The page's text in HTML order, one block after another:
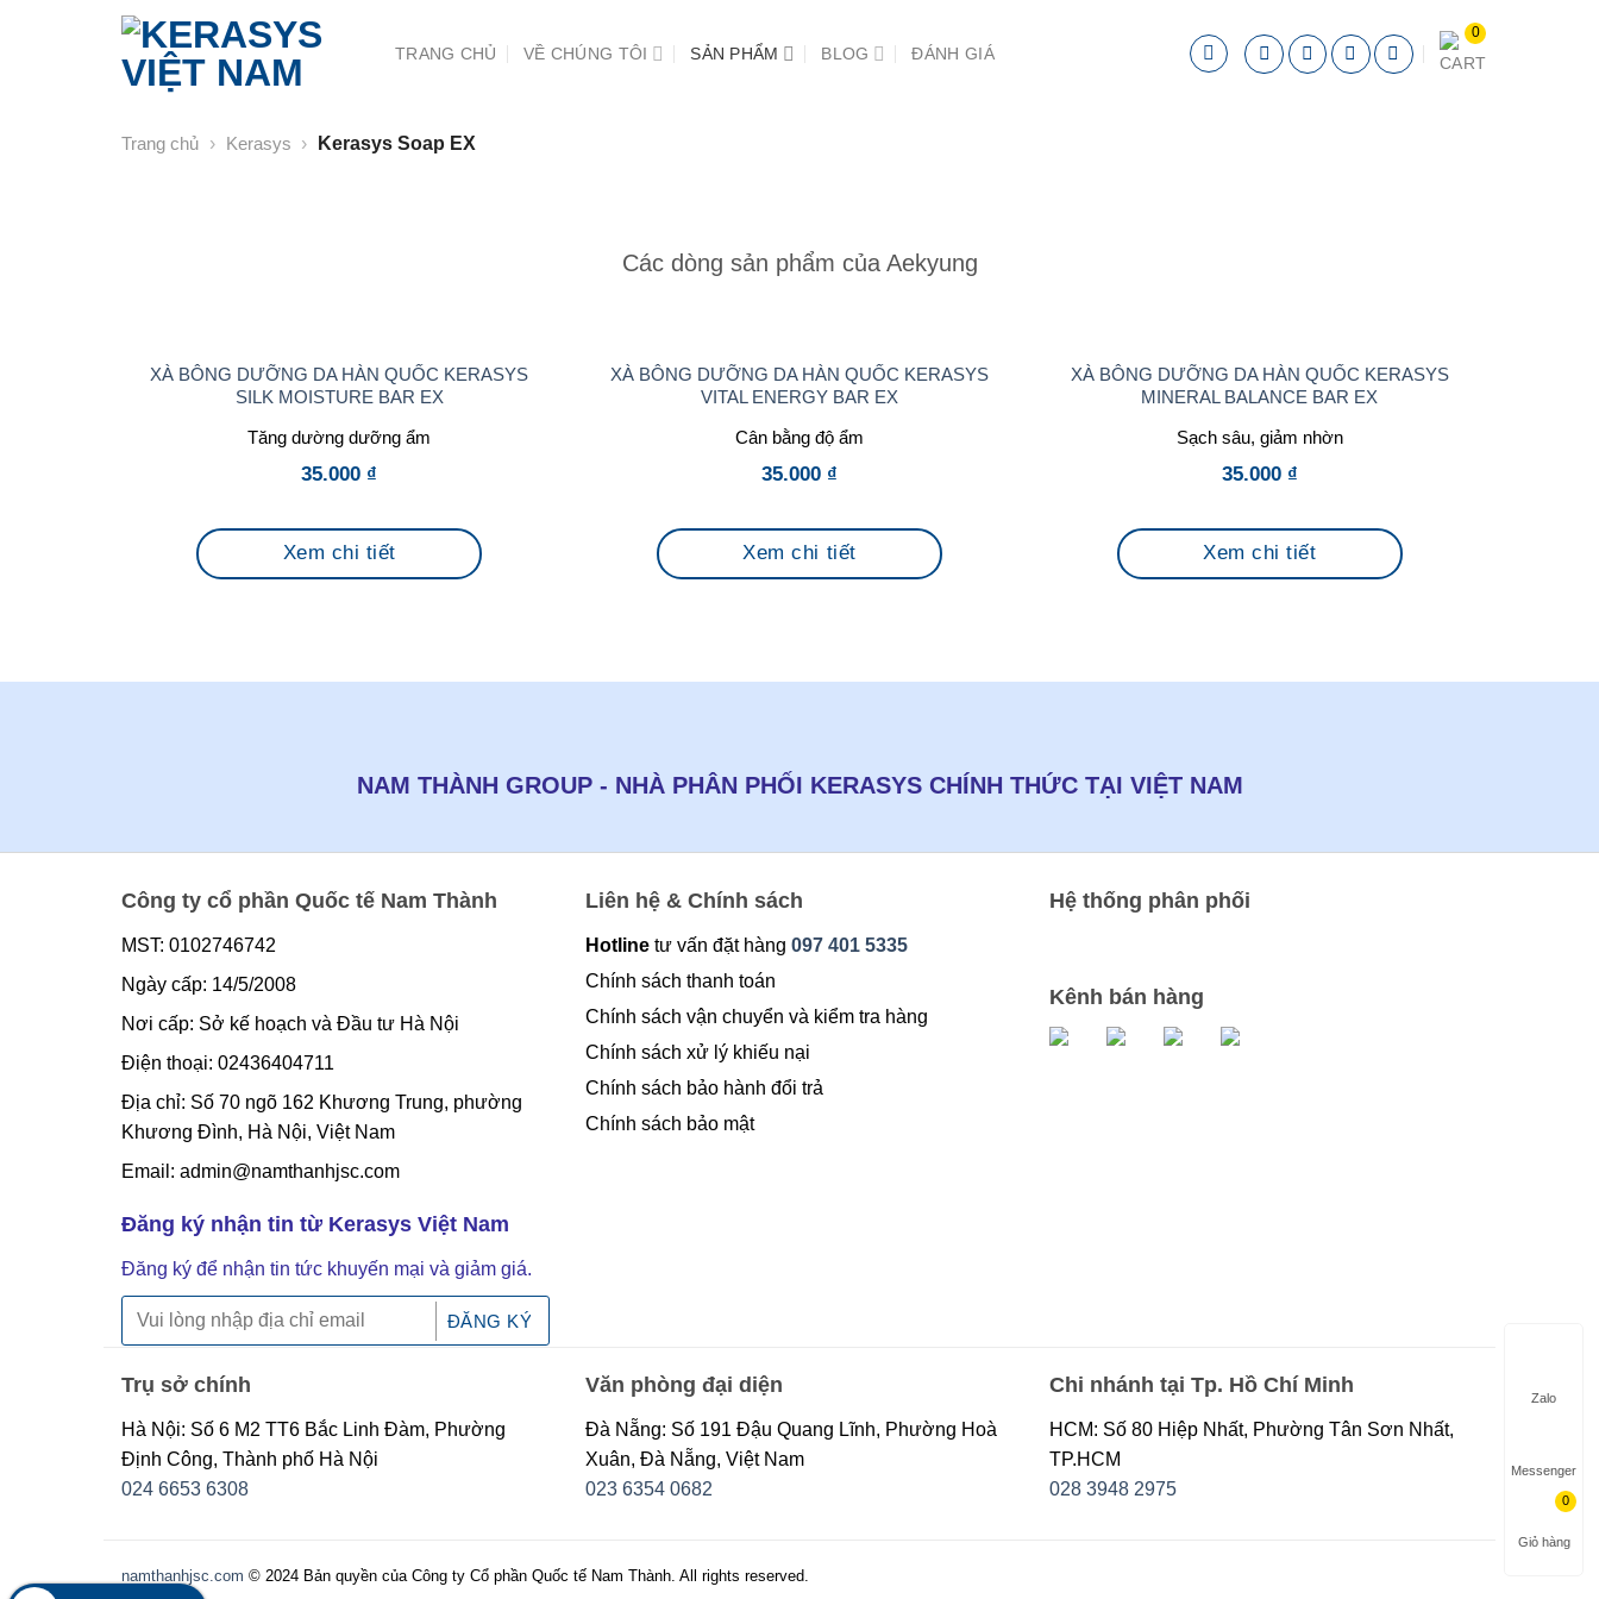
TRANG CHỦ VỀ CHÚNG TÔI SẢN PHẨM BLOG ĐÁNH GIÁ
Trang chủ › Kerasys › Kerasys Soap EX
Các dòng sản phẩm của Aekyung
XÀ BÔNG DƯỠNG DA HÀN QUỐC KERASYS
SILK MOISTURE BAR EX
Tăng dường dưỡng ẩm
35.000 ₫
Xem chi tiết
XÀ BÔNG DƯỠNG DA HÀN QUỐC KERASYS
VITAL ENERGY BAR EX
Cân bằng độ ẩm
35.000 ₫
Xem chi tiết
XÀ BÔNG DƯỠNG DA HÀN QUỐC KERASYS
MINERAL BALANCE BAR EX
Sạch sâu, giảm nhờn
35.000 ₫
Xem chi tiết
NAM THÀNH GROUP - NHÀ PHÂN PHỐI KERASYS CHÍNH THỨC TẠI VIỆT NAM
Công ty cổ phần Quốc tế Nam Thành
MST: 0102746742
Ngày cấp: 14/5/2008
Nơi cấp: Sở kế hoạch và Đầu tư Hà Nội
Điện thoại: 02436404711
Địa chỉ: Số 70 ngõ 162 Khương Trung, phường
Khương Đình, Hà Nội, Việt Nam
Email: admin@namthanhjsc.com
Đăng ký nhận tin từ Kerasys Việt Nam
Đăng ký để nhận tin tức khuyến mại và giảm giá.
Liên hệ & Chính sách
Hotline tư vấn đặt hàng 097 401 5335
Chính sách thanh toán
Chính sách vận chuyển và kiểm tra hàng
Chính sách xử lý khiếu nại
Chính sách bảo hành đổi trả
Chính sách bảo mật
Hệ thống phân phối
Kênh bán hàng
Trụ sở chính
Hà Nội: Số 6 M2 TT6 Bắc Linh Đàm, Phường
Định Công, Thành phố Hà Nội
024 6653 6308
Văn phòng đại diện
Đà Nẵng: Số 191 Đậu Quang Lĩnh, Phường Hoà
Xuân, Đà Nẵng, Việt Nam
023 6354 0682
Chi nhánh tại Tp. Hồ Chí Minh
HCM: Số 80 Hiệp Nhất, Phường Tân Sơn Nhất,
TP.HCM
028 3948 2975
namthanhjsc.com © 2024 Bản quyền của Công ty Cổ phần Quốc tế Nam Thành. All rights reserved.
Zalo
Messenger
Giỏ hàng